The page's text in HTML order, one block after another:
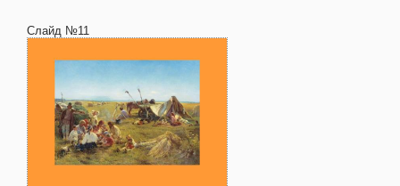
Слайд №11